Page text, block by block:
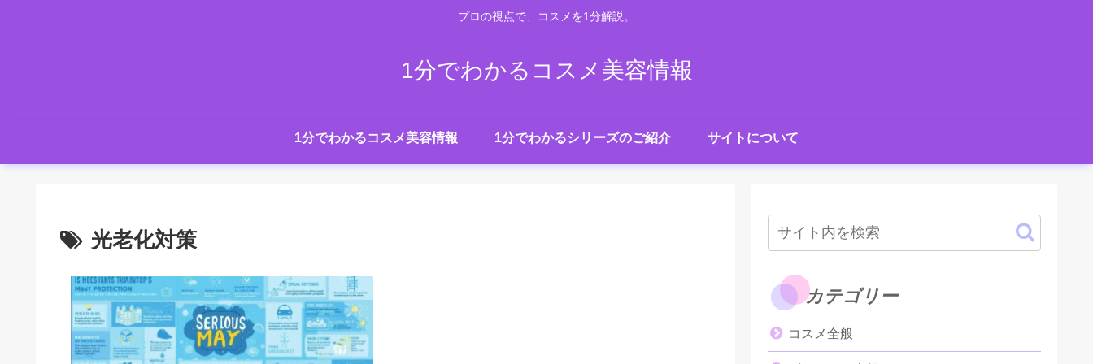
プロの視点で、コスメを1分解説。
1分でわかるコスメ美容情報
1分でわかるコスメ美容情報 1分でわかるシリーズのご紹介 サイトについて
光老化対策
カテゴリー
コスメ全般